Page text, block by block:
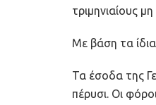
τριμηνιαίους
Με βάση τα ίδια
Τα έσοδα της
πέρυσι. Οι